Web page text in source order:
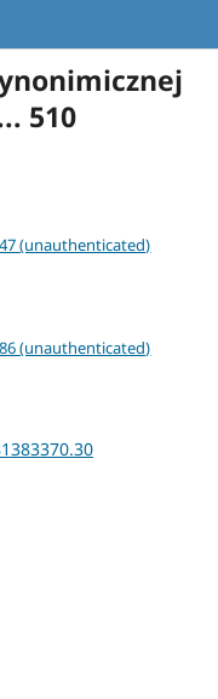
510
(unauthenticated)
(unauthenticated)